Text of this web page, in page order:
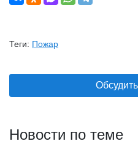
Теги: Пожар
Новости по теме